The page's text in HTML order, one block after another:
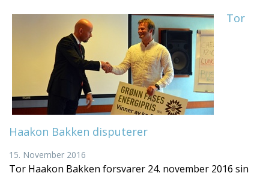
Tor
Haakon Bakken disputerer
15. November 2016
Tor Haakon Bakken forsvarer 24. november 2016 sin